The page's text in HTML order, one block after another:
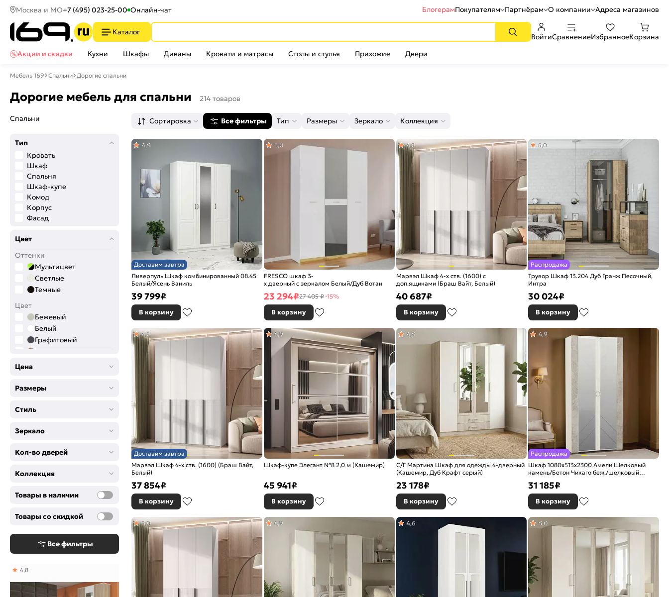
Москва и МО+7 (495) 023-25-00 Онлайн-чат БлогерамПокупателям Партнёрам О компании Адреса магазинов
Каталог
ВойтиСравнениеИзбранноеКорзина
Акции и скидки
Кухни Шкафы Диваны Кровати и матрасы Столы и стулья Прихожие Двери
Мебель 169 Спальни Дорогие спальни
Дорогие мебель для спальни 214 товаров
Спальни
Тип
Кровать
Шкаф
Спальня
Шкаф-купе
Комод
Корпус
Фасад
Цвет
Оттенки
Мультицвет
Светлые
Темные
Цвет
Бежевый
Белый
Графитовый
Серый
Цена
Размеры
Стиль
Зеркало
Кол-во дверей
Коллекция
Товары в наличии
Товары со скидкой
Все фильтры
4,8
Сортировка Все фильтры Тип Размеры Зеркало Коллекция
Доставим завтра
Ливерпуль Шкаф комбинированный 08.45
Белый/Ясень Ваниль
4,9
39 799₽
В корзину
FRESCO шкаф 3-
х дверный с зеркалом Белый/Дуб Вотан
5,0
23 294₽27 405 ₽-15%
В корзину
Марвэл Шкаф 4-х ств. (1600) с
доп.ящиками (Браш Вайт, Белый)
4,8
40 687₽
В корзину
Распродажа
Трувор Шкаф 13.204 Дуб Гранж Песочный,
Интра
5,0
30 024₽
В корзину
Доставим завтра
Марвэл Шкаф 4-х ств. (1600) (Браш Вайт,
Белый)
4,8
37 854₽
В корзину
Шкаф-купе Элегант №8 2,0 м (Кашемир)
4,9
45 941₽
В корзину
С/Г Мартина Шкаф для одежды 4-дверный
(Кашемир, Дуб Крафт серый)
4,9
23 178₽
В корзину
Распродажа
Шкаф 1080x513x2300 Амели Шелковый
камень/Бетон Чикаго беж./шелковый
4,9
31 185₽
В корзину
5,0 4,9 4,6 5,0